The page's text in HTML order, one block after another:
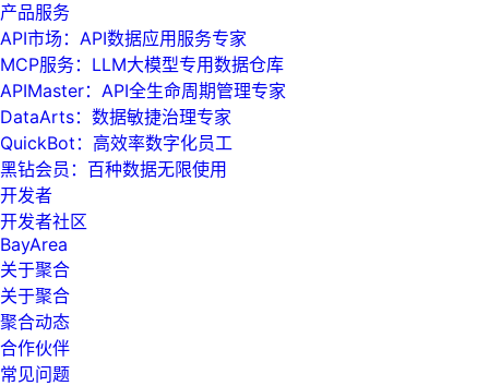
产品服务
API市场：API数据应用服务专家
MCP服务：LLM大模型专用数据仓库
APIMaster：API全生命周期管理专家
DataArts：数据敏捷治理专家
QuickBot：高效率数字化员工
黑钻会员：百种数据无限使用
开发者
开发者社区
BayArea
关于聚合
关于聚合
聚合动态
合作伙伴
常见问题